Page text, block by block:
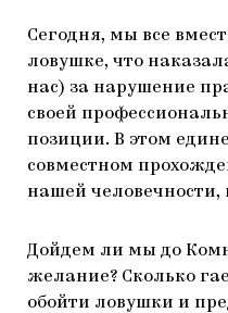
Сегодня, мы все
ловушке, что
нас) за нарушение
своей
позиции. В этом
совместном
нашей человечности,
Дойдем ли мы до
желание? Сколько
обойти ловушки и